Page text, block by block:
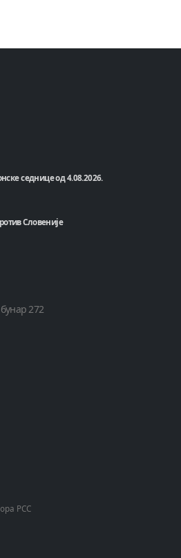
седнице од 4.08.2026.
Словеније
272
РСС